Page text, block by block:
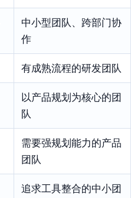
中小型团队、跨部门协
作
有成熟流程的研发团队
以产品规划为核心的团
队
需要强规划能力的产品
团队
追求工具整合的中小团